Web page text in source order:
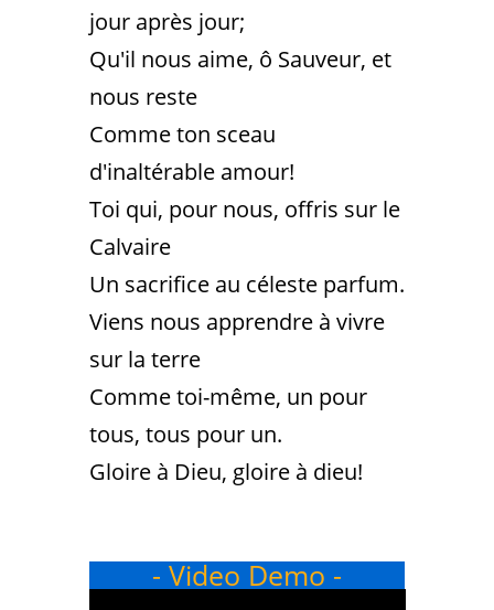
jour après jour;
Qu'il nous aime, ô Sauveur, et
nous reste
Comme ton sceau
d'inaltérable amour!
Toi qui, pour nous, offris sur le
Calvaire
Un sacrifice au céleste parfum.
Viens nous apprendre à vivre
sur la terre
Comme toi-même, un pour
tous, tous pour un.
Gloire à Dieu, gloire à dieu!
- Video Demo -